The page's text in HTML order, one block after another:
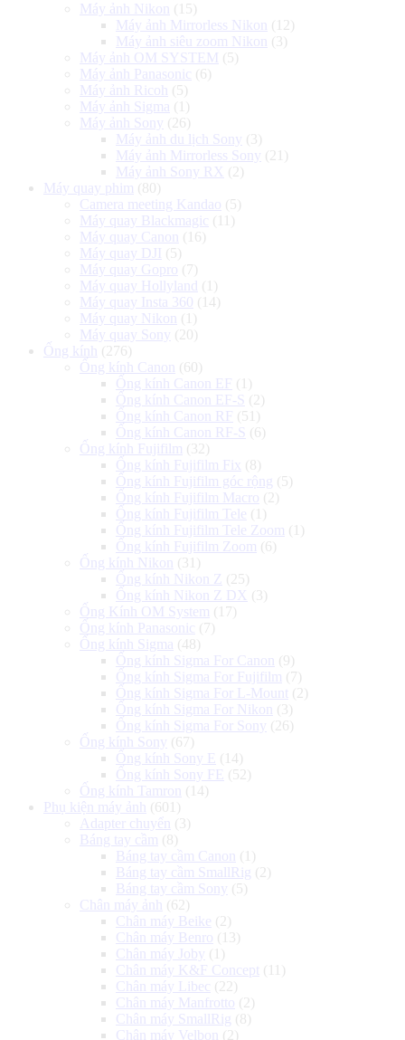
Máy ảnh Nikon
(15)
Máy ảnh Mirrorless Nikon
(12)
Máy ảnh siêu zoom Nikon
(3)
Máy ảnh OM SYSTEM (5)
Máy ảnh Panasonic (6)
Máy ảnh Ricoh
(5)
Máy ảnh Sigma (1)
Máy ảnh Sony (26)
Máy ảnh du lịch Sony (3)
Máy ảnh Mirrorless Sony (21)
Máy ảnh Sony RX (2)
Máy quay phim (80)
Camera meeting Kandao (5)
Máy quay Blackmagic (11)
Máy quay Canon
(16)
Máy quay DJI (5)
Máy quay Gopro (7)
Máy quay Hollyland
(1)
Máy quay Insta 360 (14)
Máy quay Nikon
(1)
Máy quay Sony (20)
Ống kính
(276)
Ống kính Canon
(60)
Ống kính Canon EF
(1)
Ống kính Canon EF-S (2)
Ống kính Canon RF
(51)
Ống kính Canon RF-S (6)
Ống kính Fujifilm (32)
Ống kính Fujifilm Fix (8)
Ống kính Fujifilm góc rộng (5)
Ống kính Fujifilm Macro (2)
Ống kính Fujifilm Tele (1)
Ống kính Fujifilm Tele Zoom (1)
Ống kính Fujifilm Zoom (6)
Ống kính Nikon
(31)
Ống kính Nikon Z (25)
Ống kính Nikon Z DX (3)
Ống Kính OM System (17)
Ống kính Panasonic (7)
Ống kính Sigma (48)
Ống kính Sigma For Canon
(9)
Ống kính Sigma For Fujifilm (7)
Ống kính Sigma For L-Mount (2)
Ống kính Sigma For Nikon
(3)
Ống kính Sigma For Sony (26)
Ống kính Sony (67)
Ống kính Sony E
(14)
Ống kính Sony FE
(52)
Ống kính Tamron
(14)
Phụ kiện máy ảnh
(601)
Adapter chuyển
(3)
Báng tay cầm (8)
Báng tay cầm Canon
(1)
Báng tay cầm SmallRig (2)
Báng tay cầm Sony (5)
Chân máy ảnh
(62)
Chân máy Beike (2)
Chân máy Benro (13)
Chân máy Joby (1)
Chân máy K&F Concept (11)
Chân máy Libec (22)
Chân máy Manfrotto (2)
Chân máy SmallRig (8)
Chân máy Velbon
(2)